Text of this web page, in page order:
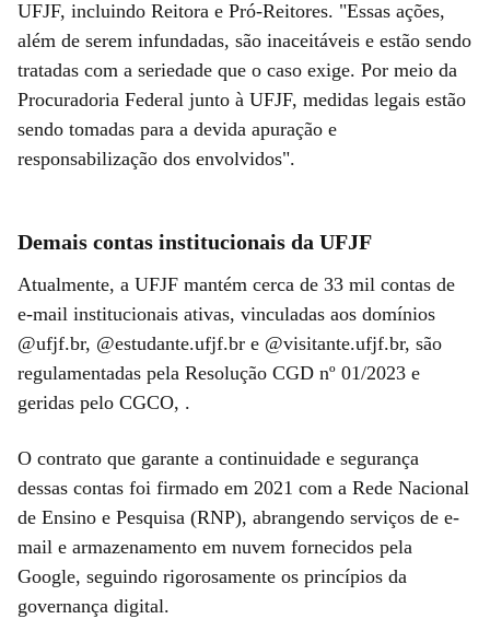
UFJF, incluindo Reitora e Pró-Reitores. "Essas ações,
além de serem infundadas, são inaceitáveis e estão sendo
tratadas com a seriedade que o caso exige. Por meio da
Procuradoria Federal junto à UFJF, medidas legais estão
sendo tomadas para a devida apuração e
responsabilização dos envolvidos".
Demais contas institucionais da UFJF
Atualmente, a UFJF mantém cerca de 33 mil contas de
e-mail institucionais ativas, vinculadas aos domínios
@ufjf.br, @estudante.ufjf.br e @visitante.ufjf.br, são
regulamentadas pela Resolução CGD nº 01/2023 e
geridas pelo CGCO, .
O contrato que garante a continuidade e segurança
dessas contas foi firmado em 2021 com a Rede Nacional
de Ensino e Pesquisa (RNP), abrangendo serviços de e-
mail e armazenamento em nuvem fornecidos pela
Google, seguindo rigorosamente os princípios da
governança digital.